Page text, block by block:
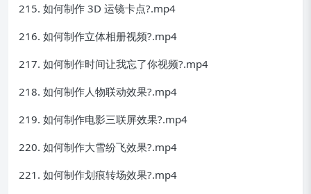
215. 如何制作 3D 运镜卡点?.mp4
216. 如何制作立体相册视频?.mp4
217. 如何制作时间让我忘了你视频?.mp4
218. 如何制作人物联动效果?.mp4
219. 如何制作电影三联屏效果?.mp4
220. 如何制作大雪纷飞效果?.mp4
221. 如何制作划痕转场效果?.mp4